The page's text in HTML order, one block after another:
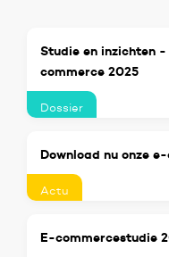
Dossier
Studie en inzichten
commerce 2025
Actu
Download nu onze
E-commercestudie